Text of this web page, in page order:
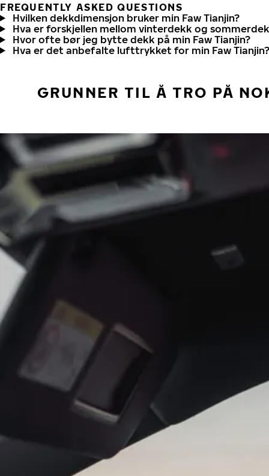
FREQUENTLY ASKED QUESTIONS
Hvilken dekkdimensjon bruker min Faw Tianjin?
Hva er forskjellen mellom vinterdekk og
Hvor ofte bør jeg bytte dekk på min Faw Tianjin?
Hva er det anbefalte lufttrykket for min Faw Tianjin?
GRUNNER TIL Å TRO PÅ